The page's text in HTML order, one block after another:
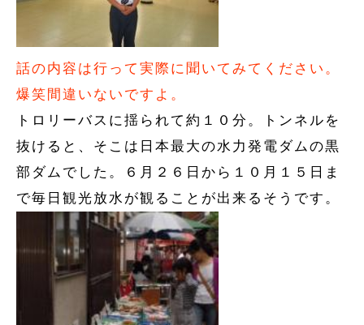
話の内容は行って実際に聞いてみてください。
爆笑間違いないですよ。
トロリーバスに揺られて約１０分。トンネルを
抜けると、そこは日本最大の水力発電ダムの黒
部ダムでした。６月２６日から１０月１５日ま
で毎日観光放水が観ることが出来るそうです。